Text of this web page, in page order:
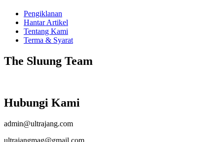
Pengiklanan
Hantar Artikel
Tentang Kami
Terma & Syarat
The Sluung Team
Hubungi Kami
admin@ultrajang.com
ultrajangmag@gmail.com